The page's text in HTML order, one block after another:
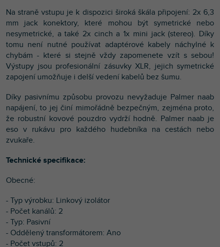
Na straně vstupu je k dispozici široká škála připojení: 2x 6,3
mm jack konektory, které mohou být symetrické nebo
nesymetrické, a také 2x cinch a 1x mini jack (stereo). Díky
tomu není nutné používat adaptérové kabely náchylné k
chybám - které si stejně vždy zapomenete vzít s sebou!
Výstupy jsou profesionální zásuvky XLR, jejich symetrické
zapojení umožňuje i delší vedení kabelů bez šumu.
Díky pasivnímu způsobu provozu nevyžaduje Palmer naab
napájení, to jej činí mimořádně bezpečným, zejména proto,
že robustní kovové pouzdro vydrží hodně. Palmer naab je
eso v rukávu pro každého hudebníka na cestách nebo
zvukaře.
Technické specifikace:
Obecné:
- Typ výrobku: Linkový izolátor
- Počet kanálů: 2
- Typ: Pasivní
- Oddělený transformátorem: Ano
- Počet vstupů: 2